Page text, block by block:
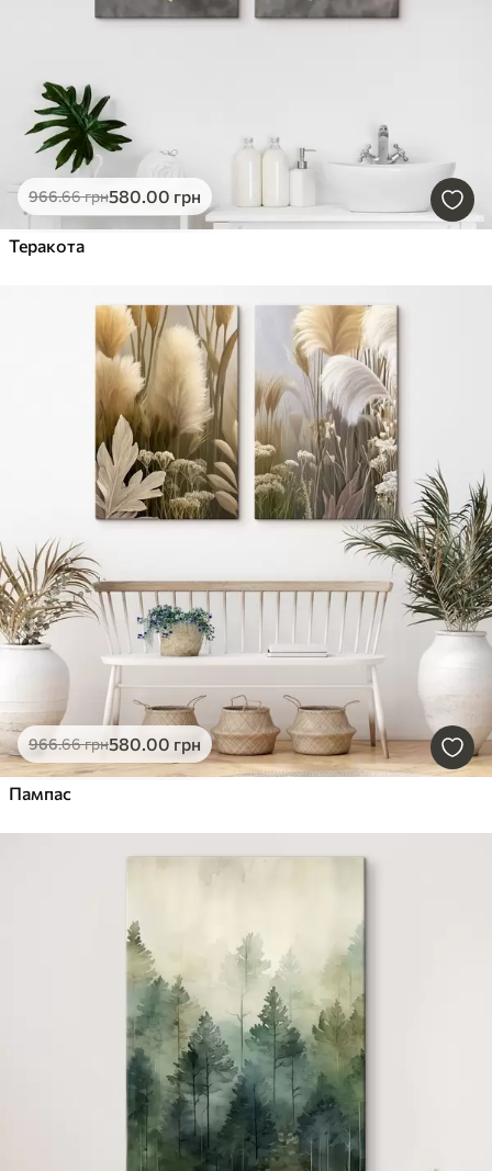
966.66грн580.00 грн
Теракота
966.66грн580.00 грн
Пампас